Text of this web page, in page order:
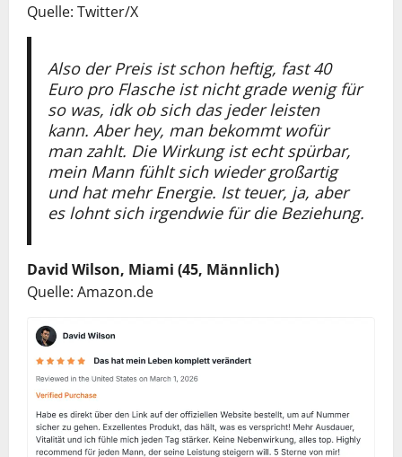
Quelle: Twitter/X
Also der Preis ist schon heftig, fast 40
Euro pro Flasche ist nicht grade wenig für
so was, idk ob sich das jeder leisten
kann. Aber hey, man bekommt wofür
man zahlt. Die Wirkung ist echt spürbar,
mein Mann fühlt sich wieder großartig
und hat mehr Energie. Ist teuer, ja, aber
es lohnt sich irgendwie für die Beziehung.
David Wilson, Miami (45, Männlich)
Quelle: Amazon.de